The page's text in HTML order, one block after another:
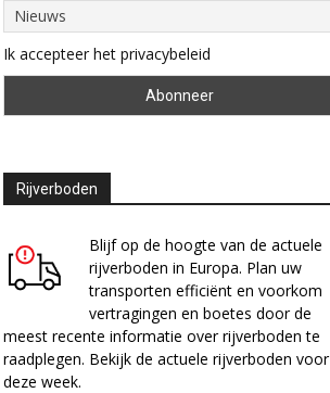
Ik accepteer het privacybeleid
Rijverboden
Blijf op de hoogte van de actuele
rijverboden in Europa. Plan uw
transporten efficiënt en voorkom
vertragingen en boetes door de
meest recente informatie over rijverboden te
raadplegen. Bekijk de actuele rijverboden voor
deze week.